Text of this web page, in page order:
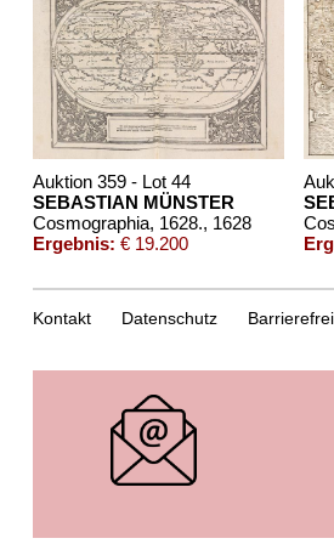
Auktion 359 - Lot 44
SEBASTIAN MÜNSTER
Cosmographia, 1628., 1628
Ergebnis: € 19.200
SEBASTIAN MÜNSTER
Kontakt Datenschutz